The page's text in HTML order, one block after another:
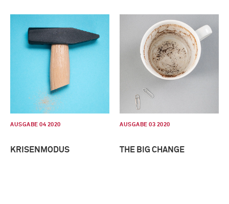
AUSGABE 04 2020
KRISENMODUS
AUSGABE 03 2020
THE BIG CHANGE